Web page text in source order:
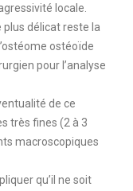
locale.
plus délicat reste la
ostéoïde
pour l’analyse
de ce
très fines (2 à 3
macroscopiques
qu’il ne soit